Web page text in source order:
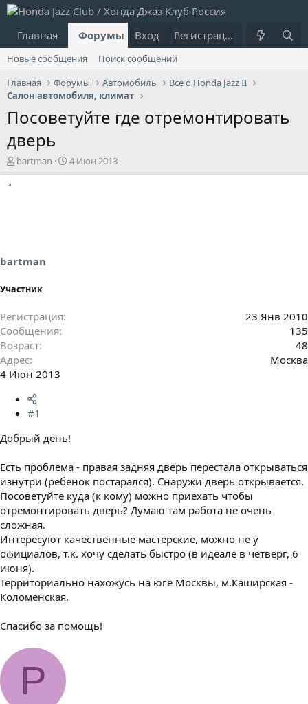
Главная Форумы Что нового?
Вход Регистрация
Новые сообщения
Поиск сообщений
Главная
Форумы Автомобиль
Все о Honda Jazz II
Салон автомобиля, климат
Посоветуйте где отремонтировать
дверь
А
в
ы
bartman
Д
а
4 Июн 2013
bartman
Участник
Регистрация
23 Янв 2010
Сообщения
135
Возраст
48
Адрес
Москва
4 Июн 2013
#1
Добрый день!
Есть проблема - правая задняя дверь перестала открываться
изнутри (ребенок постарался). Снаружи дверь открывается.
Посоветуйте куда (к кому) можно приехать чтобы
отремонтировать дверь? Думаю там работа не очень
сложная.
Интересуют качественные мастерские, можно не у
официалов, т.к. хочу сделать быстро (в идеале в четверг, 6
июня).
Территориально нахожусь на юге Москвы, м.Каширская -
Коломенская.
Спасибо за помощь!
P